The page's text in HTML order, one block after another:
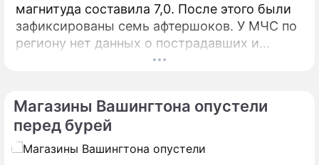
магнитуда составила 7,0. После этого были
зафиксированы семь афтершоков. У МЧС по
региону нет данных о пострадавших и
Магазины Вашингтона опустели
перед бурей